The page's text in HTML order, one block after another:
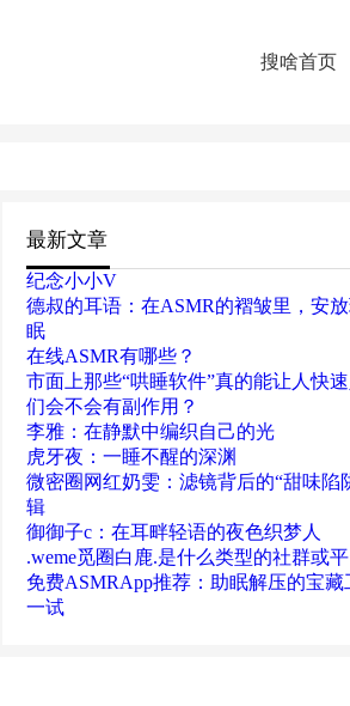
搜啥首页
最新文章
纪念小小V
德叔的耳语：在ASMR的褶皱里，安
眠
在线ASMR有哪些？
市面上那些“哄睡软件”真的能让人快
们会不会有副作用？
李雅：在静默中编织自己的光
虎牙夜：一睡不醒的深渊
微密圈网红奶雯：滤镜背后的“甜味陷
辑
御御子c：在耳畔轻语的夜色织梦人
.weme觅圈白鹿.是什么类型的社群或平
免费ASMRApp推荐：助眠解压的宝藏
一试